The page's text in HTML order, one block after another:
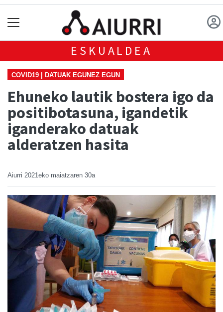
ESKUALDEA
COVID19 | DATUAK EGUNEZ EGUN
Ehuneko lautik bostera igo da
positibotasuna, igandetik
iganderako datuak
alderatzen hasita
Aiurri 2021eko maiatzaren 30a